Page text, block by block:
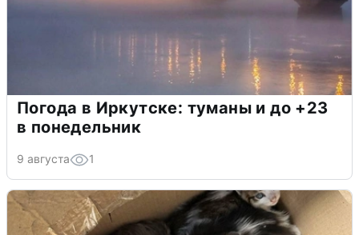
Погода в Иркутске: туманы и до +23
в понедельник
9 августа 1